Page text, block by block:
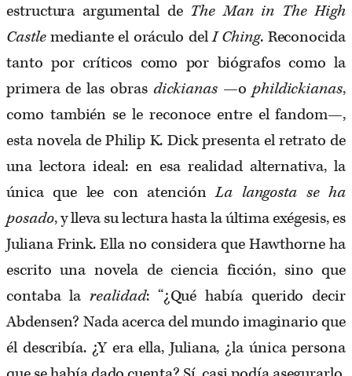
estructura argumental de The Man in The High
Castlemediante el oráculo delI Ching. Reconocida
tanto por críticos como por biógrafos como la
primera de las obras dickianas —o phildickianas,
como también se le reconoce entre el fandom—,
esta novela de Philip K. Dick presenta el retrato de
una lectora ideal: en esa realidad alternativa, la
única que lee con atenciónLa langosta se ha
posado, y lleva su lectura hasta la última exégesis, es
Juliana Frink. Ella no considera que Hawthorne ha
escrito una novela de ciencia ficción, sino que
contaba la realidad: “¿Qué había querido decir
Abdensen? Nada acerca del mundo imaginario que
él describía. ¿Y era ella, Juliana, ¿la única persona